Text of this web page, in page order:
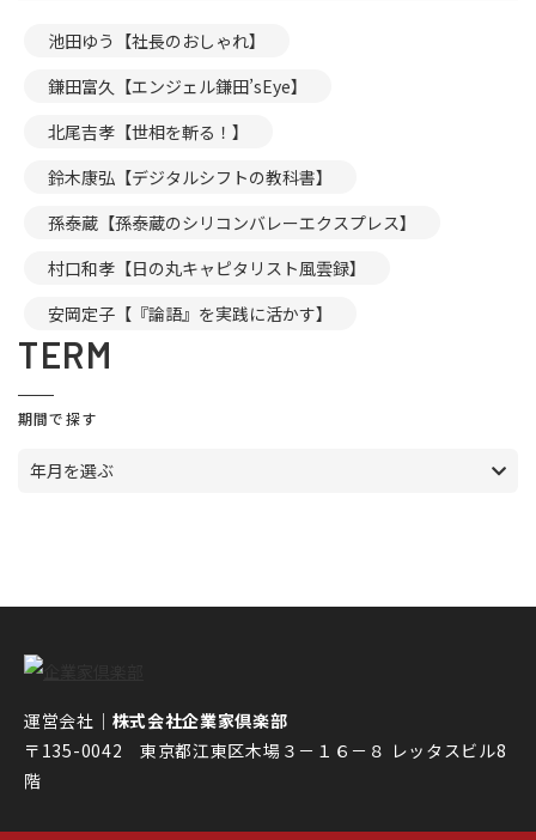
池田ゆう【社長のおしゃれ】
鎌田富久【エンジェル鎌田’sEye】
北尾吉孝【世相を斬る！】
鈴木康弘【デジタルシフトの教科書】
孫泰蔵【孫泰蔵のシリコンバレーエクスプレス】
村口和孝【日の丸キャピタリスト風雲録】
安岡定子【『論語』を実践に活かす】
TERM
期間で探す
年月を選ぶ
運営会社｜ 株式会社企業家倶楽部
〒135-0042 東京都江東区木場３－１６－８ レッタスビル8
階